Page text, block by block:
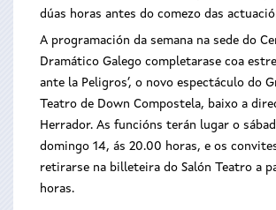
dúas horas antes do comezo das
A programación da semana na sede do
Dramático Galego completarase coa
ante la Peligros’, o novo espectáculo do
Teatro de Down Compostela, baixo a
Herrador. As funcións terán lugar o
domingo 14, ás 20.00 horas, e os
retirarse na billeteira do Salón Teatro a
horas.